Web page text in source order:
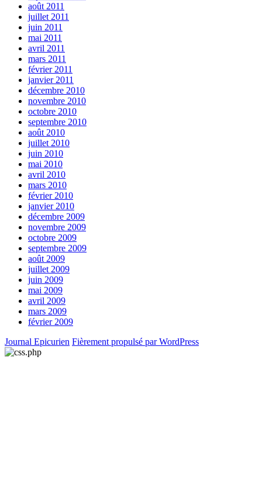
août 2011
juillet 2011
juin 2011
mai 2011
avril 2011
mars 2011
février 2011
janvier 2011
décembre 2010
novembre 2010
octobre 2010
septembre 2010
août 2010
juillet 2010
juin 2010
mai 2010
avril 2010
mars 2010
février 2010
janvier 2010
décembre 2009
novembre 2009
octobre 2009
septembre 2009
août 2009
juillet 2009
juin 2009
mai 2009
avril 2009
mars 2009
février 2009
Journal Epicurien Fièrement propulsé par WordPress